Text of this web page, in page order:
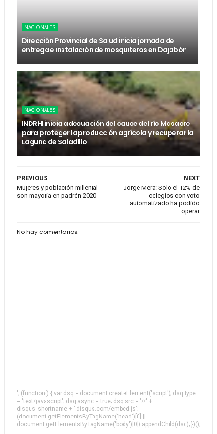
NACIONALES
Dirección Provincial de Salud inicia jornada de
entrega e instalación de mosquiteros en Dajabón
NACIONALES
INDRHI inicia adecuación del cauce del río Masacre
para proteger la producción agrícola y recuperar la
Laguna de Saladillo
NEXT
Jorge Mera: Solo el 12% de
colegios con voto
automatizado ha podido
operar
PREVIOUS
Mujeres y población millenial
son mayoría en padrón 2020
No hay comentarios.
'; (function() { var dsq = document.createElement('script'); dsq.type
= 'text/javascript'; dsq.async = true; dsq.src = '//' +
disqus_shortname + '.disqus.com/embed.js';
(document.getElementsByTagName('head')[0] ||
document.getElementsByTagName('body')[0]).appendChild(dsq); })();